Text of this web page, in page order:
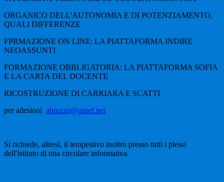
ORGANICO DELL'AUTONOMIA E DI POTENZIAMENTO,
QUALI DIFFERENZE
FPRMAZIONE ON LINE: LA PIATTAFORMA INDIRE
NEOASSUNTI
FORMAZIONE OBBLIGATORIA: LA PIATTAFORMA SOFIA
E LA CARTA DEL DOCENTE
RICOSTRUZIONE DI CARRIARA E SCATTI
per adesioni abruzzo@anief.net
Si richiede, altresì, il tempestivo inoltro presso tutti i plessi
dell'Istituto di una circolare informativa.